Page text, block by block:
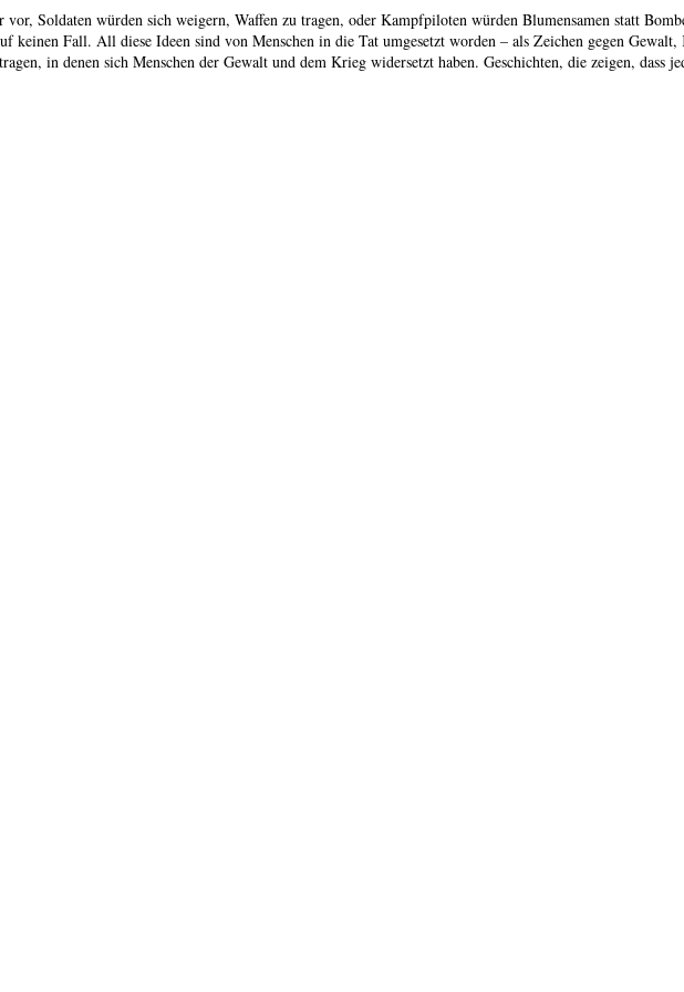
Soldaten würden sich weigern, Waffen zu tragen, oder Kampfpiloten würden Blumensamen statt
keinen Fall. All diese Ideen sind von Menschen in die Tat umgesetzt worden – als Zeichen gegen
in denen sich Menschen der Gewalt und dem Krieg widersetzt haben. Geschichten, die zeigen, dass